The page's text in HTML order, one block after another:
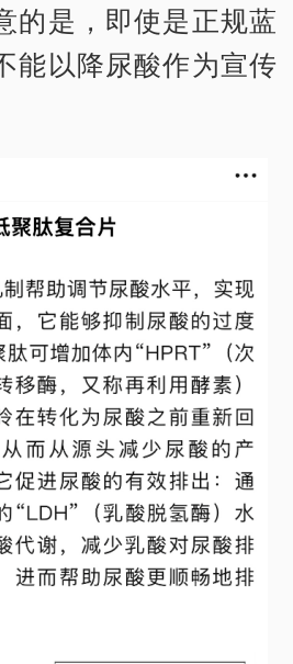
的是，即使是正规蓝
能以降尿酸作为宣传